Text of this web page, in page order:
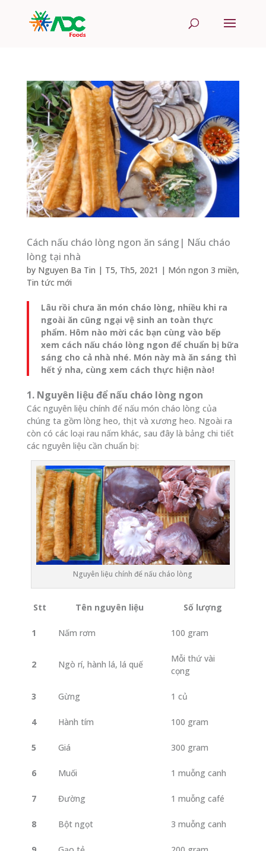
Cách nấu cháo lòng ngon ăn sáng| Nấu cháo
lòng tại nhà
by Nguyen Ba Tin | T5, Th5, 2021 | Món ngon 3 miền,
Tin tức mới
Lâu rồi chưa ăn món cháo lòng, nhiều khi ra
ngoài ăn cũng ngại vệ sinh an toàn thực
phẩm. Hôm nào mời các bạn cùng vào bếp
xem cách nấu cháo lòng ngon để chuẩn bị bữa
sáng cho cả nhà nhé. Món này mà ăn sáng thì
hết ý nha, cùng xem cách thực hiện nào!
1. Nguyên liệu để nấu cháo lòng ngon
Các nguyên liệu chính để nấu món cháo lòng của
chúng ta gồm lòng heo, thịt và xương heo. Ngoài ra
còn có các loại rau nấm khác, sau đây là bảng chi tiết
các nguyên liệu cần chuẩn bị:
Nguyên liệu chính để nấu cháo lòng
Stt Tên nguyên liệu Số lượng
1 Nấm rơm 100 gram
2 Ngò rí, hành lá, lá quế
Mỗi thứ vài
cọng
3 Gừng 1 củ
4 Hành tím 100 gram
5 Giá 300 gram
6 Muối 1 muỗng canh
7 Đường 1 muỗng café
8 Bột ngọt 3 muỗng canh